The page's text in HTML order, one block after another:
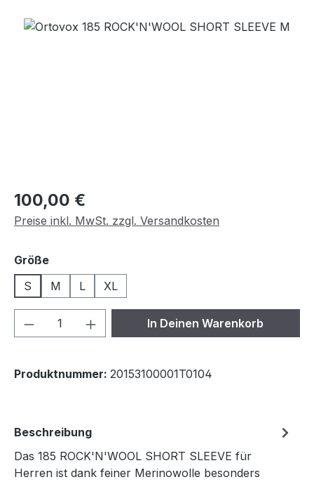
Bildergalerie überspringen
Regulärer Preis:
100,00 €
Preise inkl. MwSt. zzgl. Versandkosten
Größeauswählen
S
M L XL
Produkt Anzahl: Gib denIn Deinen Warenkorb
Produktnummer: 20153100001T0104
Beschreibung
Das 185 ROCK'N'WOOL SHORT SLEEVE für
Herren ist dank feiner Merinowolle besonders